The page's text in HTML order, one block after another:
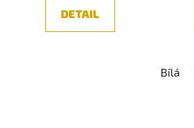
DETAIL
Bílá